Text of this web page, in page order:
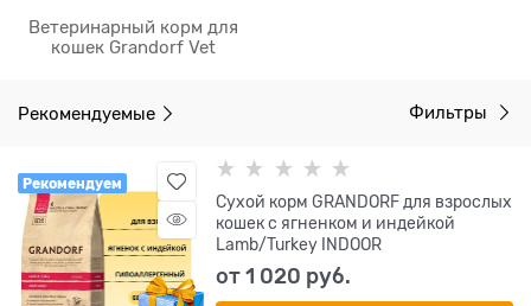
Ветеринарный корм для
кошек Grandorf Vet
Рекомендуемые Фильтры
Рекомендуем
Сухой корм GRANDORF для взрослых
кошек с ягненком и индейкой
Lamb/Turkey INDOOR
от1 020 руб.